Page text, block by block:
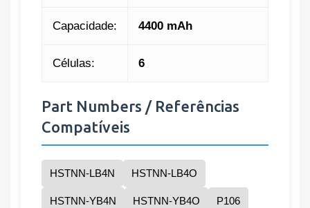
Capacidade: 4400 mAh
Células: 6
Part Numbers / Referências
Compatíveis
HSTNN-LB4N HSTNN-LB4O
HSTNN-YB4N HSTNN-YB4O P106